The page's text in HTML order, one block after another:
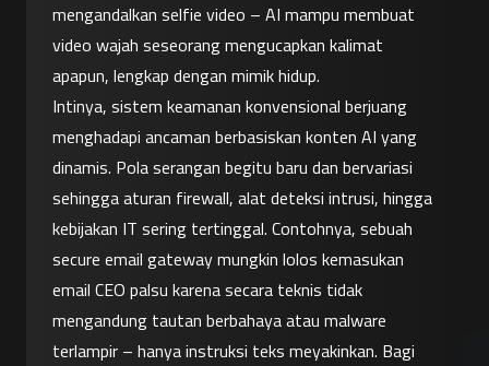
mengandalkan selfie video – AI mampu membuat
video wajah seseorang mengucapkan kalimat
apapun, lengkap dengan mimik hidup.
Intinya, sistem keamanan konvensional berjuang
menghadapi ancaman berbasiskan konten AI yang
dinamis. Pola serangan begitu baru dan bervariasi
sehingga aturan firewall, alat deteksi intrusi, hingga
kebijakan IT sering tertinggal. Contohnya, sebuah
secure email gateway mungkin lolos kemasukan
email CEO palsu karena secara teknis tidak
mengandung tautan berbahaya atau malware
terlampir – hanya instruksi teks meyakinkan. Bagi